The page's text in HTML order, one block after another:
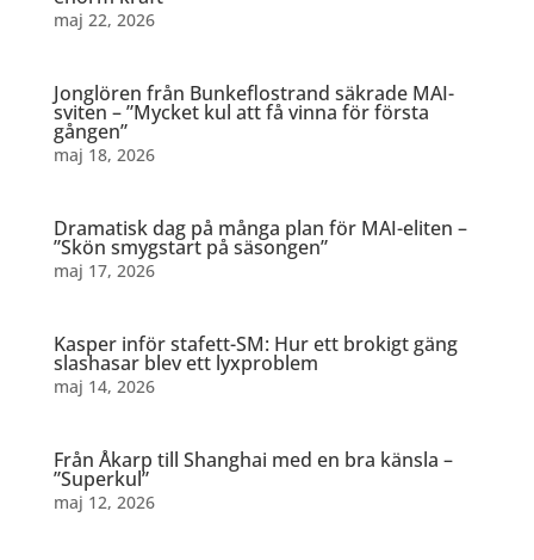
maj 22, 2026
Jonglören från Bunkeflostrand säkrade MAI-
sviten – ”Mycket kul att få vinna för första
gången”
maj 18, 2026
Dramatisk dag på många plan för MAI-eliten –
”Skön smygstart på säsongen”
maj 17, 2026
Kasper inför stafett-SM: Hur ett brokigt gäng
slashasar blev ett lyxproblem
maj 14, 2026
Från Åkarp till Shanghai med en bra känsla –
”Superkul”
maj 12, 2026